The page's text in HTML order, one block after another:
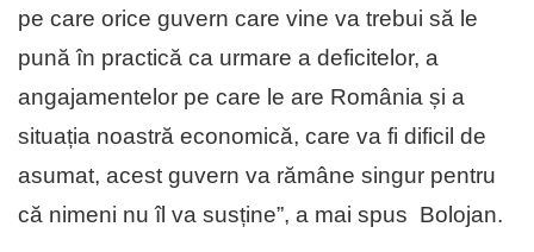
pe care orice guvern care vine va trebui să le
pună în practică ca urmare a deficitelor, a
angajamentelor pe care le are România și a
situația noastră economică, care va fi dificil de
asumat, acest guvern va rămâne singur pentru
că nimeni nu îl va susține”, a mai spus Bolojan.